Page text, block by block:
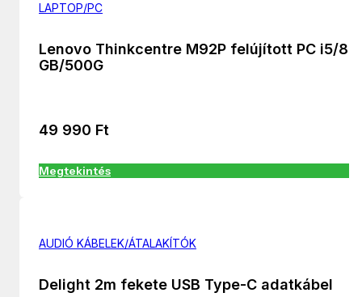
LAPTOP/PC
Lenovo Thinkcentre M92P felújított PC i5/8
GB/500G
49 990 Ft
Megtekintés
AUDIÓ KÁBELEK/ÁTALAKÍTÓK
Delight 2m fekete USB Type-C adatkábel